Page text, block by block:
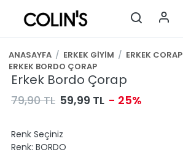
ANASAYFA / ERKEK GİYİM / ERKEK CORAP
ERKEK BORDO ÇORAP
Erkek Bordo Çorap
79,90 TL 59,99 TL - 25%
Renk Seçiniz
Renk: BORDO